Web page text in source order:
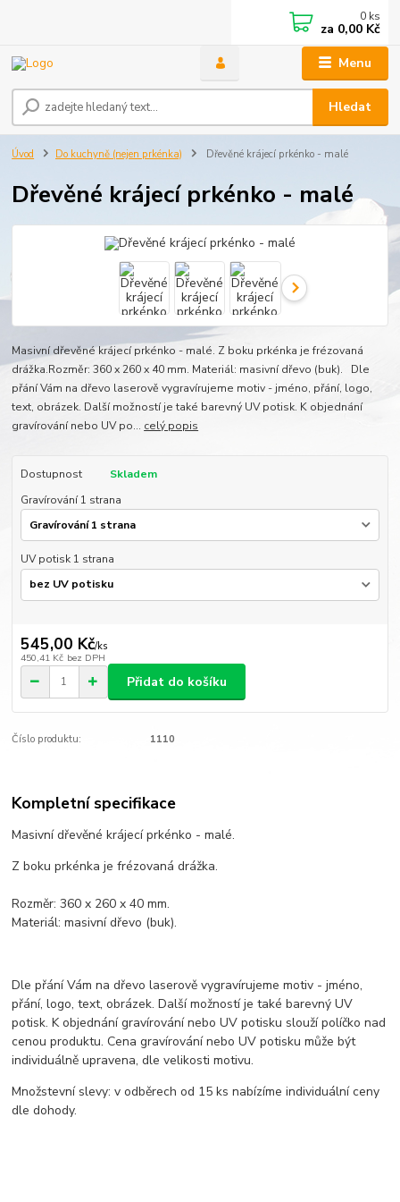
Menu
Hledat
0 ks
za 0,00 Kč
Úvod Do kuchyně (nejen prkénka) Dřevěné krájecí prkénko - malé
Dřevěné krájecí prkénko - malé
Masivní dřevěné krájecí prkénko - malé. Z boku prkénka je frézovaná
drážka.Rozměr: 360 x 260 x 40 mm. Materiál: masivní dřevo (buk). Dle
přání Vám na dřevo laserově vygravírujeme motiv - jméno, přání, logo,
text, obrázek. Další možností je také barevný UV potisk. K objednání
gravírování nebo UV po... celý popis
Dostupnost
Skladem
Gravírování 1 strana
UV potisk 1 strana
545,00 Kč/ks
450,41 Kč bez DPH
Přidat do košíku
Číslo produktu: 1110
Kompletní specifikace
Masivní dřevěné krájecí prkénko - malé.
Z boku prkénka je frézovaná drážka.
Rozměr: 360 x 260 x 40 mm.
Materiál: masivní dřevo (buk).
Dle přání Vám na dřevo laserově vygravírujeme motiv - jméno,
přání, logo, text, obrázek. Další možností je také barevný UV
potisk. K objednání gravírování nebo UV potisku slouží políčko nad
cenou produktu. Cena gravírování nebo UV potisku může být
individuálně upravena, dle velikosti motivu.
Množstevní slevy: v odběrech od 15 ks nabízíme individuální ceny
dle dohody.